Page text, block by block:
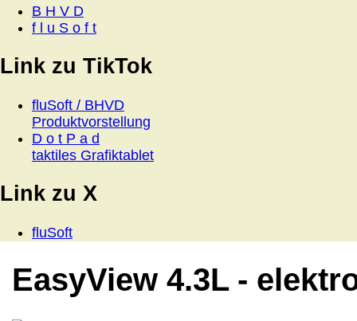
B H V D
f l u S o f t
Link zu TikTok
fluSoft / BHVD
Produktvorstellung
D o t P a d
taktiles Grafiktablet
Link zu X
fluSoft
EasyView 4.3L -